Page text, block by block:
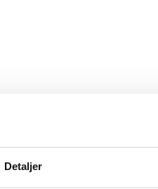
Detaljer